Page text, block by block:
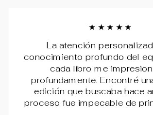
★★★★★
La atención
conocimiento profundo del
cada libro me
profundamente. Encontré
edición que buscaba hace
proceso fue impecable de